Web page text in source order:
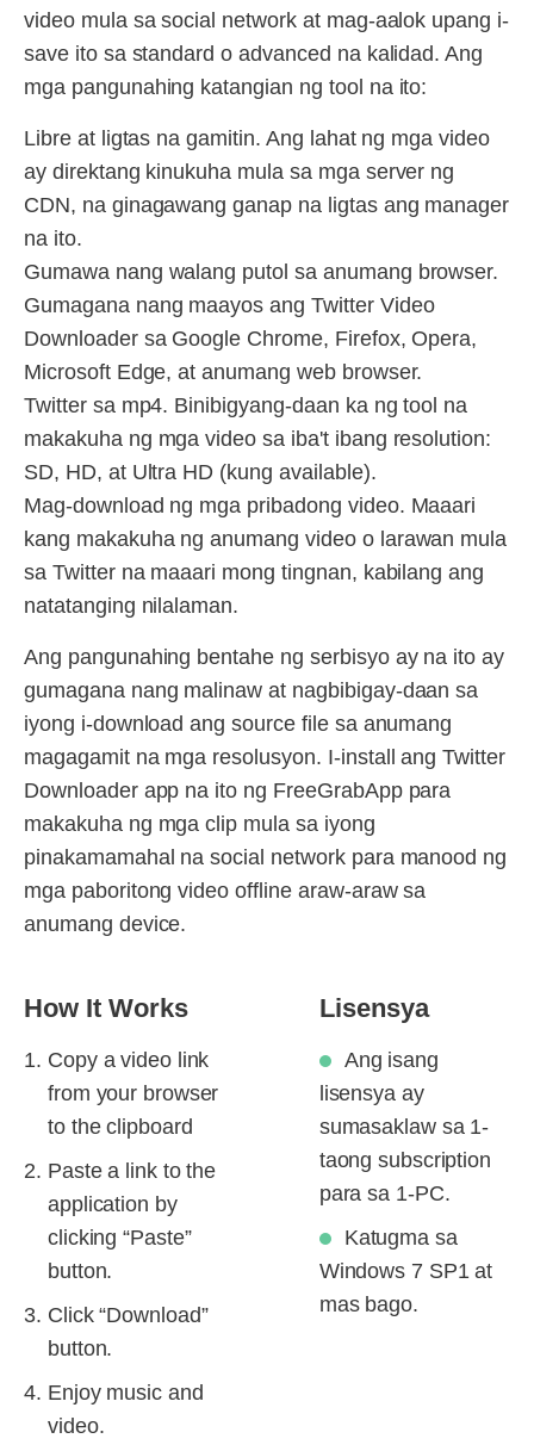
video mula sa social network at mag-aalok upang i-
save ito sa standard o advanced na kalidad. Ang
mga pangunahing katangian ng tool na ito:
Libre at ligtas na gamitin. Ang lahat ng mga video
ay direktang kinukuha mula sa mga server ng
CDN, na ginagawang ganap na ligtas ang manager
na ito.
Gumawa nang walang putol sa anumang browser.
Gumagana nang maayos ang Twitter Video
Downloader sa Google Chrome, Firefox, Opera,
Microsoft Edge, at anumang web browser.
Twitter sa mp4. Binibigyang-daan ka ng tool na
makakuha ng mga video sa iba't ibang resolution:
SD, HD, at Ultra HD (kung available).
Mag-download ng mga pribadong video. Maaari
kang makakuha ng anumang video o larawan mula
sa Twitter na maaari mong tingnan, kabilang ang
natatanging nilalaman.
Ang pangunahing bentahe ng serbisyo ay na ito ay
gumagana nang malinaw at nagbibigay-daan sa
iyong i-download ang source file sa anumang
magagamit na mga resolusyon. I-install ang Twitter
Downloader app na ito ng FreeGrabApp para
makakuha ng mga clip mula sa iyong
pinakamamahal na social network para manood ng
mga paboritong video offline araw-araw sa
anumang device.
How It Works
Copy a video link
from your browser
to the clipboard
Paste a link to the
application by
clicking “Paste”
button.
Click “Download”
button.
Enjoy music and
video.
Lisensya
Ang isang
lisensya ay
sumasaklaw sa 1-
taong subscription
para sa 1-PC.
Katugma sa
Windows 7 SP1 at
mas bago.